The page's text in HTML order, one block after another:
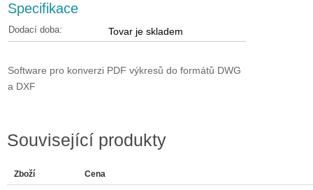
Specifikace
Dodací doba: Tovar je skladem
Software pro konverzi PDF výkresů do formátů DWG
a DXF
Související produkty
Zboží Cena